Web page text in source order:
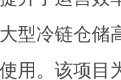
型冷链仓储
用。该项目